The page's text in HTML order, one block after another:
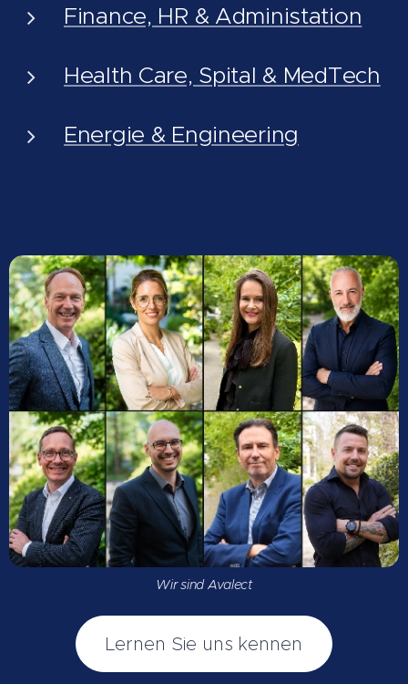
Finance, HR & Administation
Health Care, Spital & MedTech
Energie & Engineering
Wir sind Avalect
Lernen Sie uns kennen